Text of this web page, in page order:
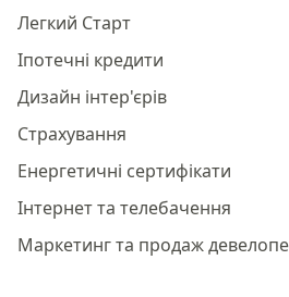
Легкий Старт
Іпотечні кредити
Дизайн інтер'єрів
Страхування
Енергетичні сертифікати
Інтернет та телебачення
Маркетинг та продаж